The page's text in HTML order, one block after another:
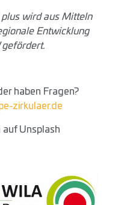
wird aus Mitteln
Entwicklung
gefördert.
haben Fragen?
zirkulaer.de
Unsplash